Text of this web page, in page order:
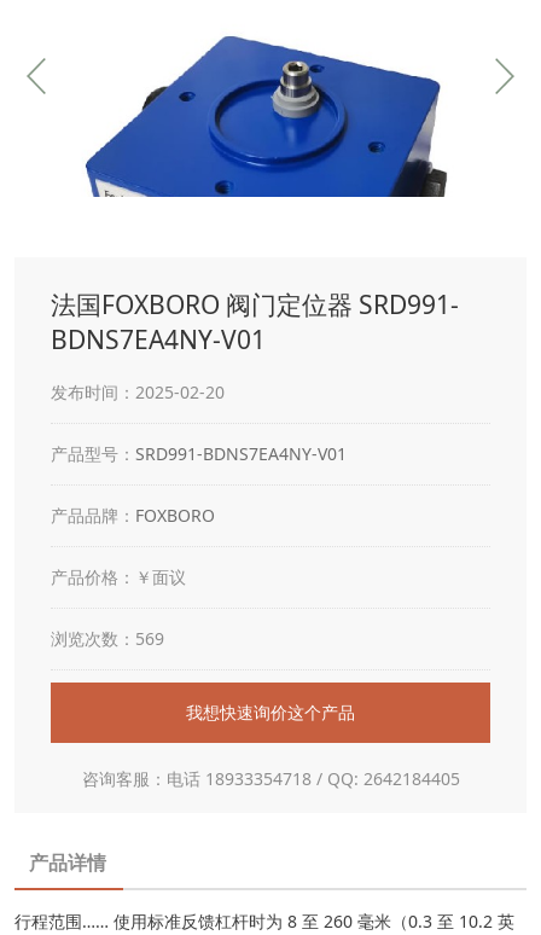
法国FOXBORO 阀门定位器 SRD991-
BDNS7EA4NY-V01
发布时间：2025-02-20
产品型号： SRD991-BDNS7EA4NY-V01
产品品牌： FOXBORO
产品价格：￥面议
浏览次数：569
我想快速询价这个产品
咨询客服：电话 18933354718 / QQ: 2642184405
产品详情
行程范围…… 使用标准反馈杠杆时为 8 至 260 毫米（0.3 至 10.2 英